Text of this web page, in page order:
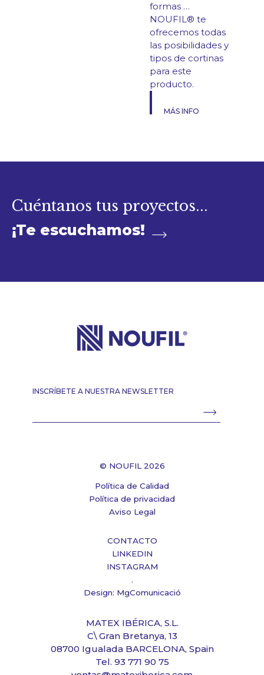
formas …
NOUFIL® te
ofrecemos todas
las posibilidades y
tipos de cortinas
para este
producto.
MÁS INFO
Cuéntanos tus proyectos...
¡Te escuchamos!
MATEX IBÉRICA, S.L.
C\ Gran Bretanya, 13
08700 Igualada BARCELONA, Spain
Tel. 93 771 90 75
INSCRÍBETE A NUESTRA NEWSLETTER
© NOUFIL 2026
Política de Calidad
Política de privacidad
Aviso Legal
CONTACTO
LINKEDIN
INSTAGRAM
.
Design: MgComunicació